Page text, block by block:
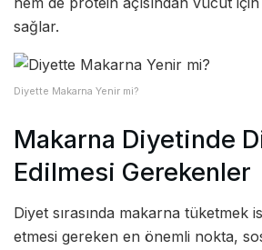
sağlar.
Diyette Makarna Yenir mi?
Makarna Diyetinde
Edilmesi Gerekenler
Diyet sırasında makarna tüketmek
etmesi gereken en önemli nokta,